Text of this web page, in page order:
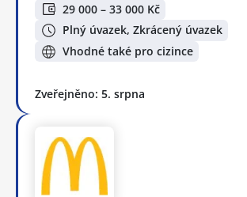
29 000 – 33 000 Kč
Plný úvazek, Zkrácený úvazek
Vhodné také pro cizince
Zveřejněno: 5. srpna